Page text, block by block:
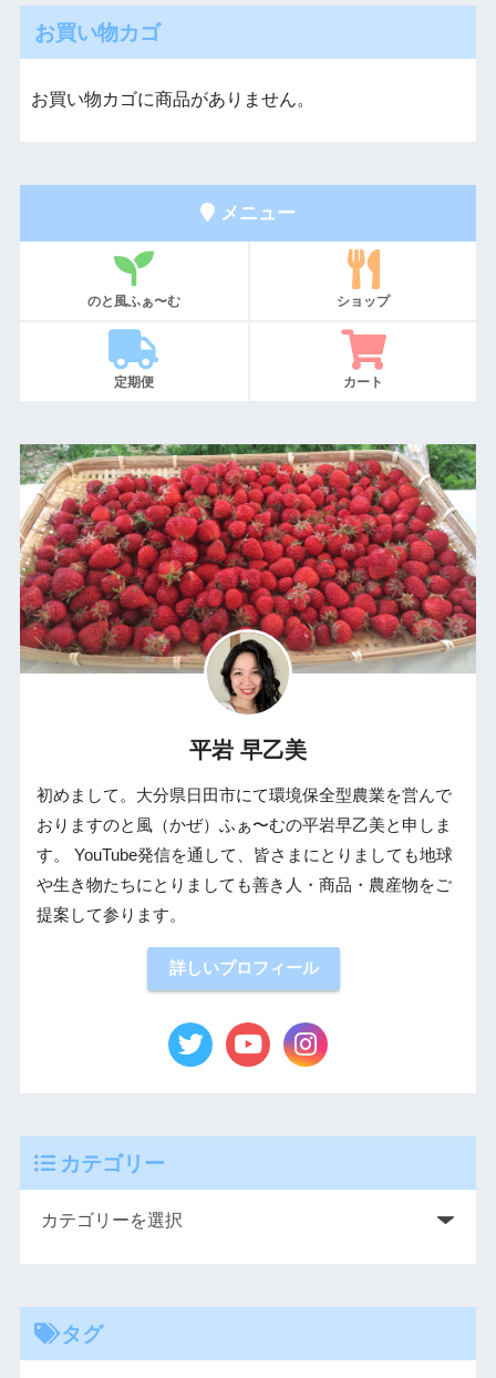
お買い物カゴ
お買い物カゴに商品がありません。
メニュー
のと風ふぁ〜む ショップ
定期便 カート
平岩 早乙美
初めまして。大分県日田市にて環境保全型農業を営んで
おりますのと風（かぜ）ふぁ〜むの平岩早乙美と申しま
す。 YouTube発信を通して、皆さまにとりましても地球
や生き物たちにとりましても善き人・商品・農産物をご
提案して参ります。
詳しいプロフィール
カテゴリー
タグ